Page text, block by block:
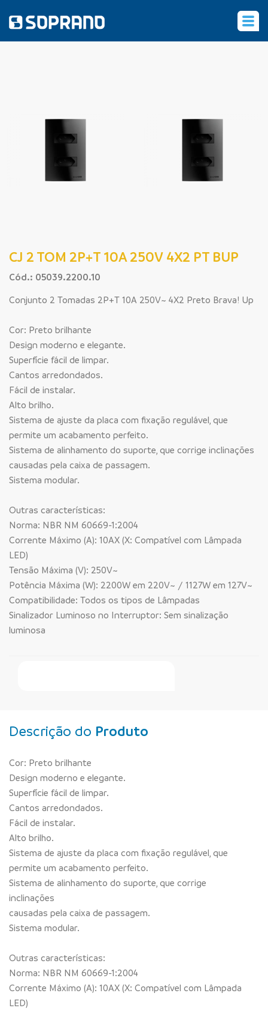
CJ 2 TOM 2P+T 10A 250V 4X2 PT BUP
Cód.: 05039.2200.10
Conjunto 2 Tomadas 2P+T 10A 250V~ 4X2 Preto Brava! Up
Cor: Preto brilhante
Design moderno e elegante.
Superfície fácil de limpar.
Cantos arredondados.
Fácil de instalar.
Alto brilho.
Sistema de ajuste da placa com fixação regulável, que
permite um acabamento perfeito.
Sistema de alinhamento do suporte, que corrige inclinações
causadas pela caixa de passagem.
Sistema modular.
Outras características:
Norma: NBR NM 60669-1:2004
Corrente Máximo (A): 10AX (X: Compatível com Lâmpada
LED)
Tensão Máxima (V): 250V~
Potência Máxima (W): 2200W em 220V~ / 1127W em 127V~
Compatibilidade: Todos os tipos de Lâmpadas
Sinalizador Luminoso no Interruptor: Sem sinalização
luminosa
Descrição do Produto
Cor: Preto brilhante
Design moderno e elegante.
Superfície fácil de limpar.
Cantos arredondados.
Fácil de instalar.
Alto brilho.
Sistema de ajuste da placa com fixação regulável, que
permite um acabamento perfeito.
Sistema de alinhamento do suporte, que corrige
inclinações
causadas pela caixa de passagem.
Sistema modular.
Outras características:
Norma: NBR NM 60669-1:2004
Corrente Máximo (A): 10AX (X: Compatível com Lâmpada
LED)